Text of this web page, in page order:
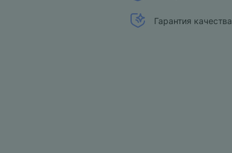
Гарантия